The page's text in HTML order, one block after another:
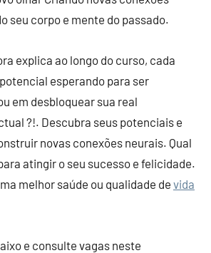
seu corpo e mente do passado.
explica ao longo do curso, cada
esperando para ser
em desbloquear sua real
?!. Descubra seus potenciais e
novas conexões neurais. Qual
atingir o seu sucesso e felicidade.
melhor saúde ou qualidade de vida
e consulte vagas neste